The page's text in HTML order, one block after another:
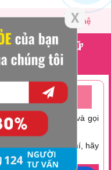
Liên hệ
sinh ở nữ
TUYẾN 24/24
hãy nhấc máy lên và gọi
tiết kiệm chi phí, hãy